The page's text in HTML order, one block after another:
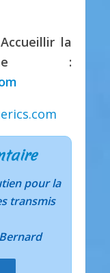
la
:
pour la
transmis